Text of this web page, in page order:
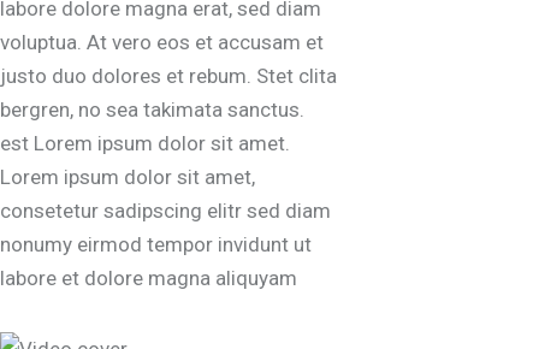
labore dolore magna erat, sed diam
voluptua. At vero eos et accusam et
justo duo dolores et rebum. Stet clita
bergren, no sea takimata sanctus.
est Lorem ipsum dolor sit amet.
Lorem ipsum dolor sit amet,
consetetur sadipscing elitr sed diam
nonumy eirmod tempor invidunt ut
labore et dolore magna aliquyam